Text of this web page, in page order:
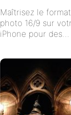
Maîtrisez le format
photo 16/9 sur
iPhone pour des